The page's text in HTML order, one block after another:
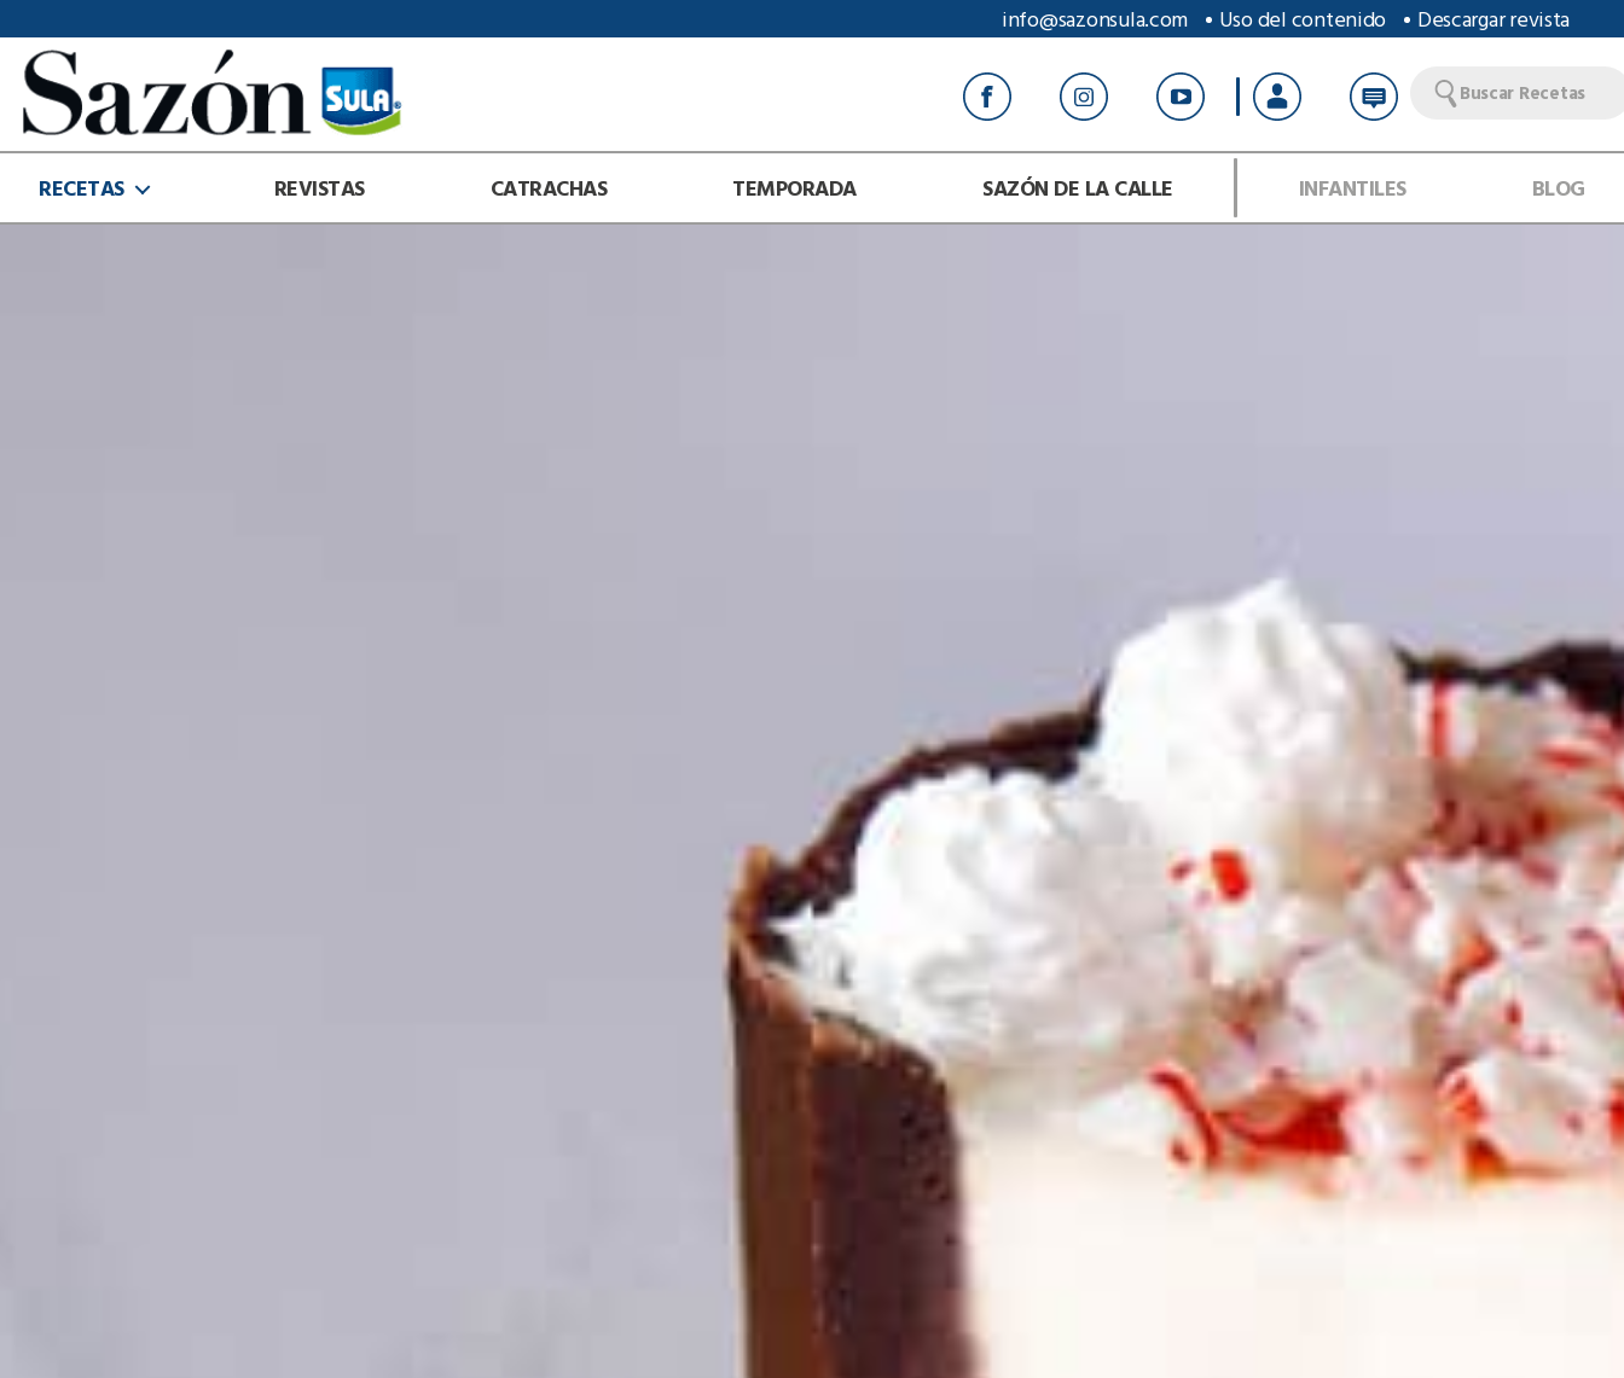
info@sazonsula.com Uso del contenido Descargar revista
Sazón
Sula
Buscar Recetas
RECETAS REVISTAS CATRACHAS TEMPORADA SAZÓN DE LA CALLE INFANTILES BLOG